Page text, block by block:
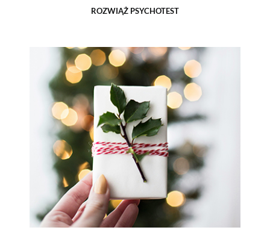
ROZWIĄŻ PSYCHOTEST
INNE